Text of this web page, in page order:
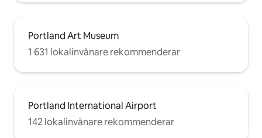
Portland Art Museum
1 631 lokalinvånare rekommenderar
Portland International Airport
142 lokalinvånare rekommenderar